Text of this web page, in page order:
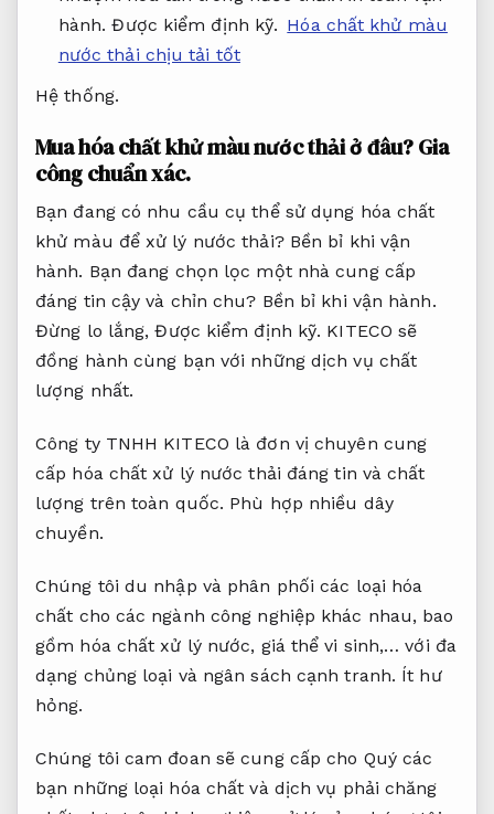
hành. Được kiểm định kỹ. Hóa chất khử màu
nước thải chịu tải tốt
Hệ thống.
Mua hóa chất khử màu nước thải ở đâu?Gia
công chuẩn xác.
Bạn đang có nhu cầu cụ thể sử dụng hóa chất
khử màu để xử lý nước thải? Bền bỉ khi vận
hành. Bạn đang chọn lọc một nhà cung cấp
đáng tin cậy và chỉn chu? Bền bỉ khi vận hành.
Đừng lo lắng,Được kiểm định kỹ. KITECO sẽ
đồng hành cùng bạn với những dịch vụ chất
lượng nhất.
Công ty TNHH KITECO là đơn vị chuyên cung
cấp hóa chất xử lý nước thải đáng tin và chất
lượng trên toàn quốc. Phù hợp nhiều dây
chuyền.
Chúng tôi du nhập và phân phối các loại hóa
chất cho các ngành công nghiệp khác nhau, bao
gồm hóa chất xử lý nước, giá thể vi sinh,… với đa
dạng chủng loại và ngân sách cạnh tranh. Ít hư
hỏng.
Chúng tôi cam đoan sẽ cung cấp cho Quý các
bạn những loại hóa chất và dịch vụ phải chăng